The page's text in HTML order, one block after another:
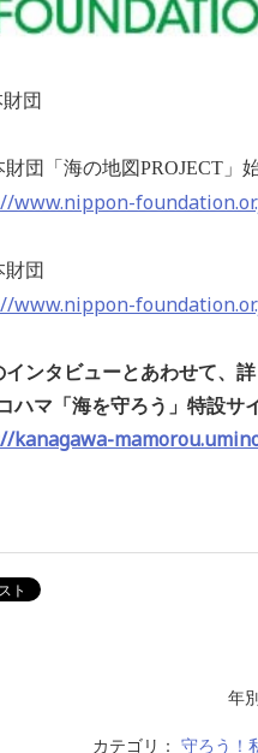
団
財団「海の地図PROJECT 」
www.nippon-
財団
www.nippon-
インタビューとあわせて、
ハマ「海を守ろう」特設サ
kanagawa-
年
カテゴリ： 守ろう！